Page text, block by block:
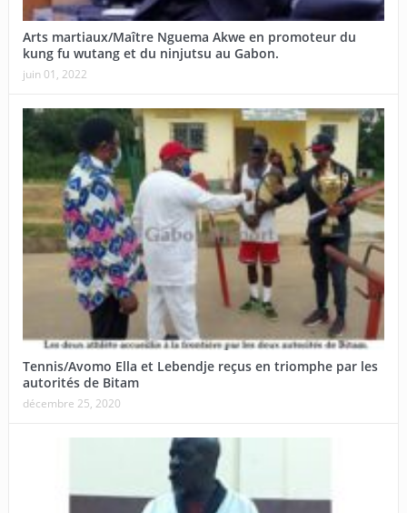
Arts martiaux/Maître Nguema Akwe en promoteur du
kung fu wutang et du ninjutsu au Gabon.
juin 01, 2022
Tennis/Avomo Ella et Lebendje reçus en triomphe par les
autorités de Bitam
décembre 25, 2020